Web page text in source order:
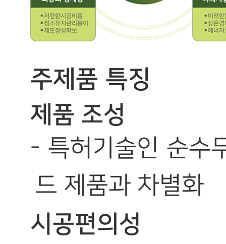
주제품 특징
제품 조성
- 특허기술인 순수
드 제품과 차별화
시공편의성